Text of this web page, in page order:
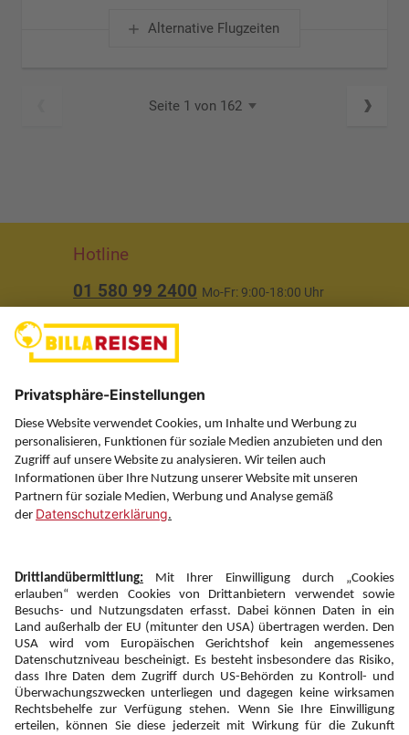
Alternative Flugzeiten
Seite 1 von 162
Hotline
01 580 99 2400 Mo-Fr: 9:00-18:00 Uhr
Über uns
Service
Information
Folgen Sie uns auf
Newsletter:
Anmelden